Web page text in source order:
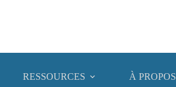
RESSOURCES À PROPOS